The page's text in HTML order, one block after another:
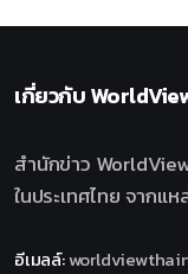
เกี่ยวกับ
สำนักข่าว
ในประเทศไทย จากแ
อีเมลล์: